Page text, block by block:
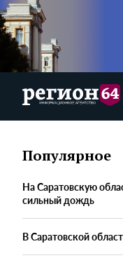
Популярное
На Саратовскую
сильный дождь
В Саратовской